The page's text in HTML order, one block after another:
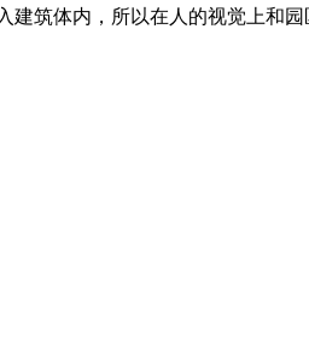
筑体内，所以在人的视觉上和